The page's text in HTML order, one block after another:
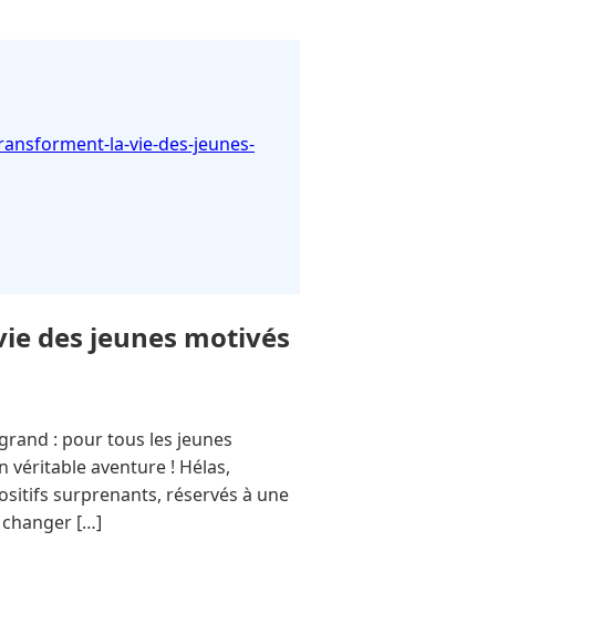
la-vie-des-jeunes-
des jeunes motivés
: pour tous les jeunes
véritable aventure ! Hélas,
surprenants, réservés à une
changer […]